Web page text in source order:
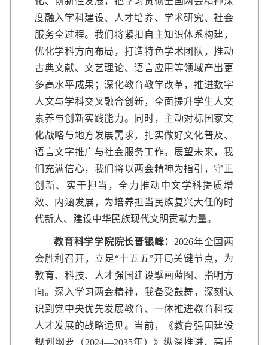
度融入学科建设、人才培养、学术研究、社会
服务全过程。我们将紧扣自主知识体系构建，
优化学科方向布局，打造特色学术团队，推动
古典文献、文艺理论、语言应用等领域产出更
多高水平成果；深化教育教学改革，推进数字
人文与学科交叉融合创新，全面提升学生人文
素养与创新实践能力。同时，主动对标国家文
化战略与地方发展需求，扎实做好文化普及、
语言文字推广与社会服务工作。展望未来，我
们充满信心，我们将以两会精神为指引，守正
创新、实干担当，全力推动中文学科提质增
效、内涵发展，为培养担当民族复兴大任的时
代新人、建设中华民族现代文明贡献力量。
教育科学学院院长晋银峰： 2026年全国两
会胜利召开，立足“十五五”开局关键节点，为
教育、科技、人才强国建设擘画蓝图、指明方
向。深入学习两会精神，我备受鼓舞，深刻认
识到党中央优先发展教育、一体推进教育科技
人才发展的战略远见。当前，《教育强国建设
规划纲要（2024—2035年）》纵深推进，高质